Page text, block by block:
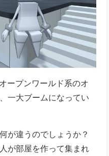
ープンワールド系のオ
一大ブームになってい
が違うのでしょうか？
が部屋を作って集まれ